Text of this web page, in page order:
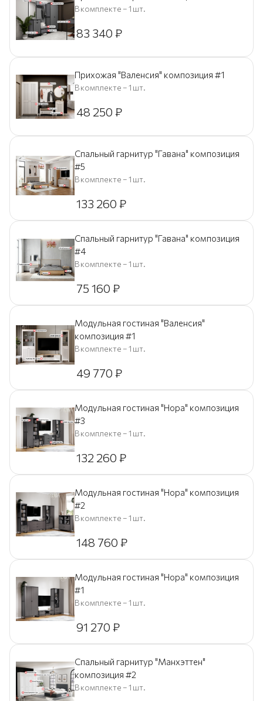
В комплекте – 1 шт.
83 340 ₽
Прихожая "Валенсия" композиция #1
В комплекте – 1 шт.
48 250 ₽
Спальный гарнитур "Гавана" композиция
#5
В комплекте – 1 шт.
133 260 ₽
Спальный гарнитур "Гавана" композиция
#4
В комплекте – 1 шт.
75 160 ₽
Модульная гостиная "Валенсия"
композиция #1
В комплекте – 1 шт.
49 770 ₽
Модульная гостиная "Нора" композиция
#3
В комплекте – 1 шт.
132 260 ₽
Модульная гостиная "Нора" композиция
#2
В комплекте – 1 шт.
148 760 ₽
Модульная гостиная "Нора" композиция
#1
В комплекте – 1 шт.
91 270 ₽
Спальный гарнитур "Манхэттен"
композиция #2
В комплекте – 1 шт.